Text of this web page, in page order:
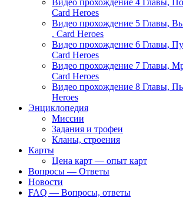
Видео прохождение 4 Главы,
Card Heroes
Видео прохождение 5 Главы,
, Card Heroes
Видео прохождение 6 Главы,
Card Heroes
Видео прохождение 7 Главы,
Card Heroes
Видео прохождение 8 Главы,
Heroes
Энциклопедия
Миссии
Задания и трофеи
Кланы, строения
Карты
Цена карт — опыт карт
Вопросы — Ответы
Новости
FAQ — Вопросы, ответы